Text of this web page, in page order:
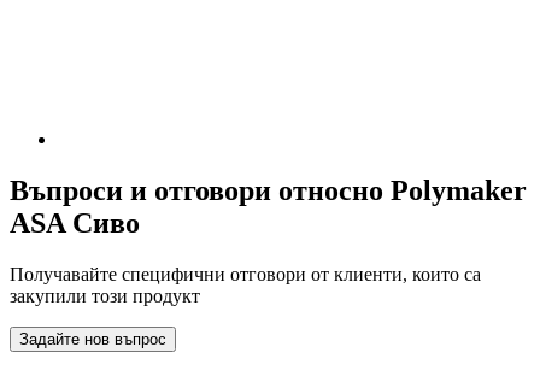
Въпроси и отговори относно Polymaker
ASA Сиво
Получавайте специфични отговори от клиенти, които са
закупили този продукт
Задайте нов въпрос